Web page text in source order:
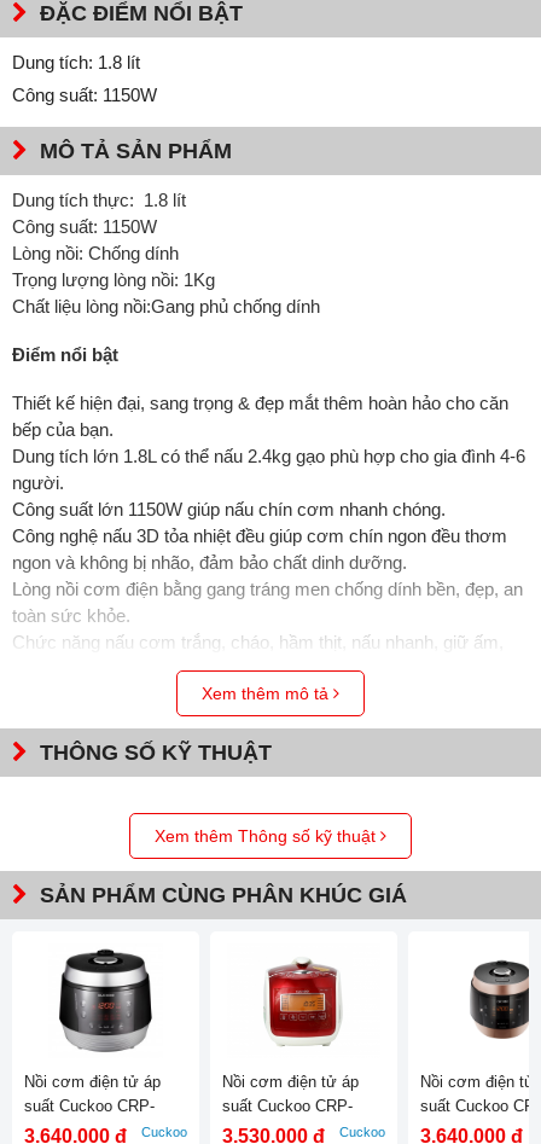
ĐẶC ĐIỂM NỔI BẬT
Dung tích: 1.8 lít
Công suất: 1150W
MÔ TẢ SẢN PHẨM
Dung tích thực: 1.8 lít
Công suất: 1150W
Lòng nồi: Chống dính
Trọng lượng lòng nồi: 1Kg
Chất liệu lòng nồi:Gang phủ chống dính
Điểm nổi bật
Thiết kế hiện đại, sang trọng & đẹp mắt thêm hoàn hảo cho căn
bếp của bạn.
Dung tích lớn 1.8L có thể nấu 2.4kg gạo phù hợp cho gia đình 4-6
người.
Công suất lớn 1150W giúp nấu chín cơm nhanh chóng.
Công nghệ nấu 3D tỏa nhiệt đều giúp cơm chín ngon đều thơm
ngon và không bị nhão, đảm bảo chất dinh dưỡng.
Lòng nồi cơm điện bằng gang tráng men chống dính bền, đẹp, an
toàn sức khỏe.
Chức năng nấu cơm trắng, cháo, hầm thịt, nấu nhanh, giữ ấm,
Chế độ cài đặt giờ, hẹn giờ nấu cơm tiện dụng
Thương hiệu nồi cơm điện số 1 Hàn Quốc – Cuckoo (Sản xuất
tại Hàn Quốc)
Mã sản phẩm CRP-G1015M
Loại nồi
Điện tử
Dung tích thực
1.8 lít
1150W
Xem thêm mô tả
THÔNG SỐ KỸ THUẬT
Xem thêm Thông số kỹ thuật
SẢN PHẨM CÙNG PHÂN KHÚC GIÁ
Nồi cơm điện tử áp
suất Cuckoo CRP-
QS1010FS
3.640.000 đ Cuckoo
Nồi cơm điện tử áp
suất Cuckoo CRP-
L1052F
3.530.000 đ Cuckoo
Nồi cơm điện tử
suất Cuckoo
QS1010FG
3.640.000 đ